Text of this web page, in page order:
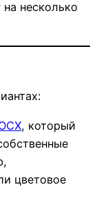
несколько
, который
цветовое